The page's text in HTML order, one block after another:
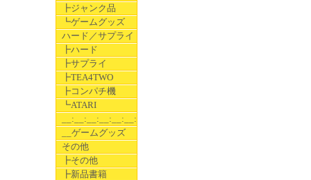
┣ジャンク品
┗ゲームグッズ
ハード／サプライ
┣ハード
┣サプライ
┣TEA4TWO
┣コンパチ機
┗ATARI
__:__:__:__:__:__:__
__ゲームグッズ
その他
┣その他
┣新品書籍